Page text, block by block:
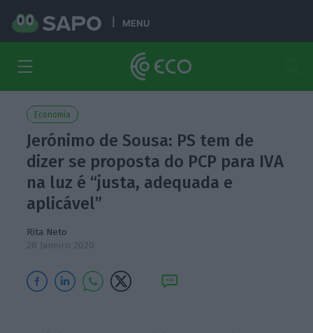
MENU
Economia
Jerónimo de Sousa: PS tem de
dizer se proposta do PCP para IVA
na luz é “justa, adequada e
aplicável”
Rita Neto
28 Janeiro 2020